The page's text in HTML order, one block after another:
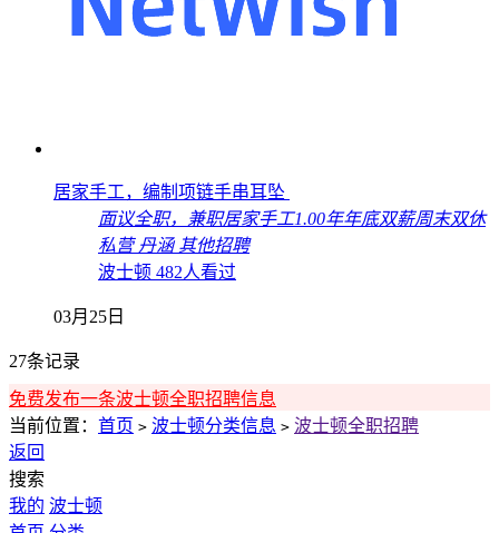
居家手工，编制项链手串耳坠
面议全职，兼职居家手工1.00年年底双薪周末双休
私营 丹涵 其他招聘
波士顿 482人看过
03月25日
27条记录
免费发布一条波士顿全职招聘信息
当前位置： 首页 > 波士顿分类信息 > 波士顿全职招聘
返回
搜索
我的 波士顿